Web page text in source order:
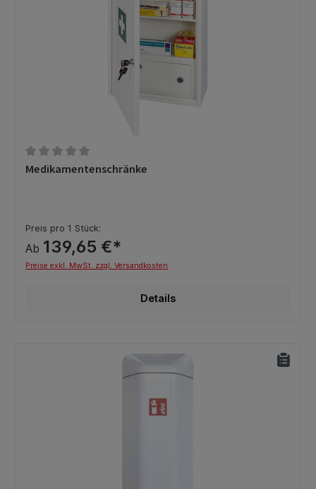
Durchschnittliche Bewertung von 0 von 5 Sternen
Medikamentenschränke
Preis pro 1 Stück:
Ab 139,65 €*
Preise exkl. MwSt. zzgl. Versandkosten
Details